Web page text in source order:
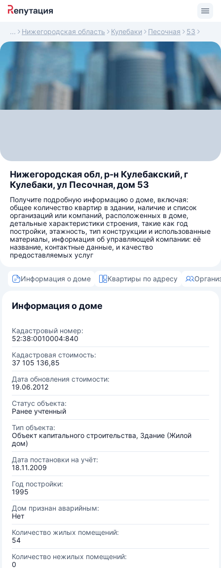
Нижегородская область Кулебаки Песочная 53
Нижегородская обл, р-н Кулебакский, г
Кулебаки, ул Песочная, дом 53
Получите подробную информацию о доме, включая:
общее количество квартир в здании, наличие и список
организаций или компаний, расположенных в доме,
детальные характеристики строения, такие как год
постройки, этажность, тип конструкции и использованные
материалы, информация об управляющей компании: её
название, контактные данные, и качество
предоставляемых услуг
Информация о доме Квартиры по адресу
Информация о доме
Кадастровый номер:
52:38:0010004:840
Кадастровая стоимость:
37 105 136,85
Дата обновления стоимости:
19.06.2012
Статус объекта:
Ранее учтенный
Тип объекта:
Объект капитального строительства, Здание (Жилой
дом)
Дата постановки на учёт:
18.11.2009
Год постройки:
1995
Дом признан аварийным:
Нет
Количество жилых помещений:
54
Количество нежилых помещений:
0